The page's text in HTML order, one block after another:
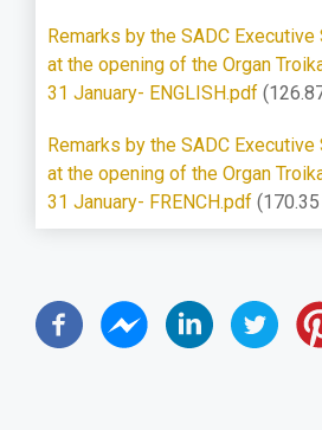
Remarks by the SADC Executive
at the opening of the Organ
31 January- ENGLISH.pdf
Remarks by the SADC Executive
at the opening of the Organ
31 January- FRENCH.pdf